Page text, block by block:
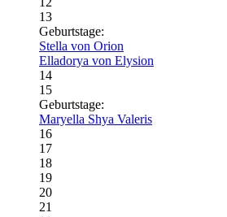
13
Geburtstage:
Stella von Orion
Elladorya von Elysion
14
15
Geburtstage:
Maryella Shya Valeris
16
17
18
19
20
21